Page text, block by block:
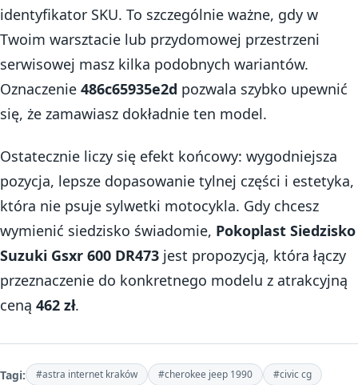
identyfikator SKU. To szczególnie ważne, gdy w
Twoim warsztacie lub przydomowej przestrzeni
serwisowej masz kilka podobnych wariantów.
Oznaczenie 486c65935e2d pozwala szybko upewnić
się, że zamawiasz dokładnie ten model.
Ostatecznie liczy się efekt końcowy: wygodniejsza
pozycja, lepsze dopasowanie tylnej części i estetyka,
która nie psuje sylwetki motocykla. Gdy chcesz
wymienić siedzisko świadomie, Pokoplast Siedzisko
Suzuki Gsxr 600 DR473 jest propozycją, która łączy
przeznaczenie do konkretnego modelu z atrakcyjną
ceną 462 zł.
Tagi: #astra internet kraków #cherokee jeep 1990
#civic cg